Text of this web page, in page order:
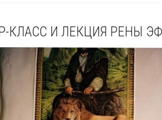
КЛАСС И ЛЕКЦИЯ РЕНЫ